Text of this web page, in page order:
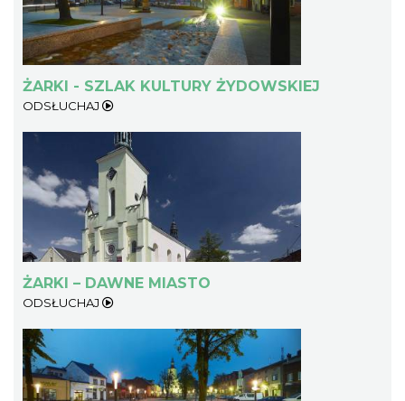
ŻARKI - SZLAK KULTURY ŻYDOWSKIEJ
ODSŁUCHAJ
ŻARKI – DAWNE MIASTO
ODSŁUCHAJ